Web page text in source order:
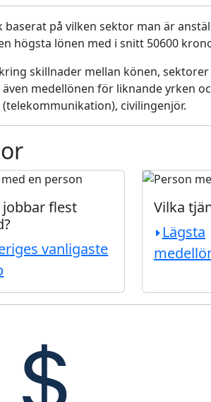
på vilken sektor man är
högsta lönen med i snitt 50600
skillnader mellan könen,
medellönen för liknande yrken
civilingenjör.
jobbar flest
vanligaste
Vilka
Lägsta